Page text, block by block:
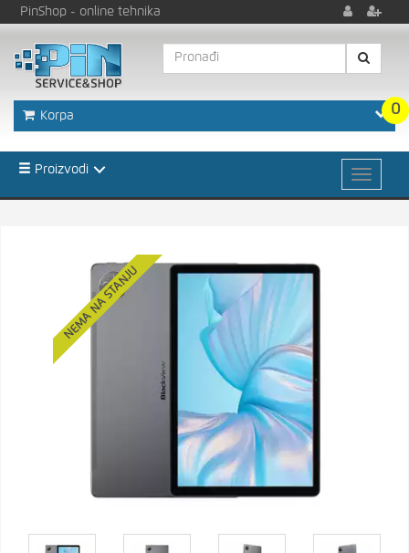
PinShop - online tehnika
0
Korpa
Proizvodi
NEMA NA STANJU